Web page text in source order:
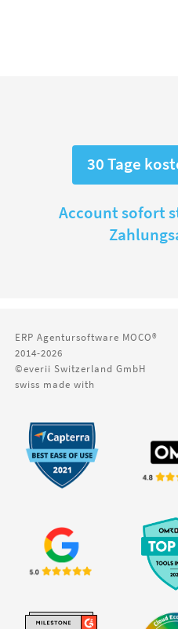
30 Tage
Account sofort
ERP Agentursoftware MOCO®
2014-2026
©everii Switzerland GmbH
swiss made with